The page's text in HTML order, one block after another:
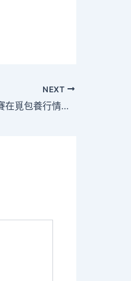
NEXT
全國航空模子約請賽在覓包養行情吉林舉辦_中國網